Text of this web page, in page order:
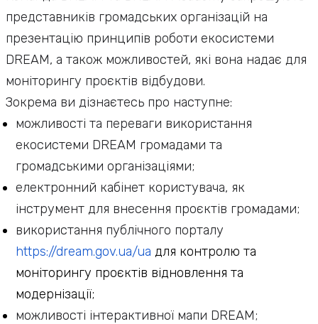
представників громадських організацій на
презентацію принципів роботи екосистеми
DREAM, а також можливостей, які вона надає для
моніторингу проєктів відбудови.
Зокрема ви дізнаєтесь про наступне:
можливості та переваги використання
екосистеми DREAM громадами та
громадськими організаціями;
електронний кабінет користувача, як
інструмент для внесення проєктів громадами;
використання публічного порталу
https://dream.gov.ua/ua для контролю та
моніторингу проєктів відновлення та
модернізації;
можливості інтерактивної мапи DREAM;